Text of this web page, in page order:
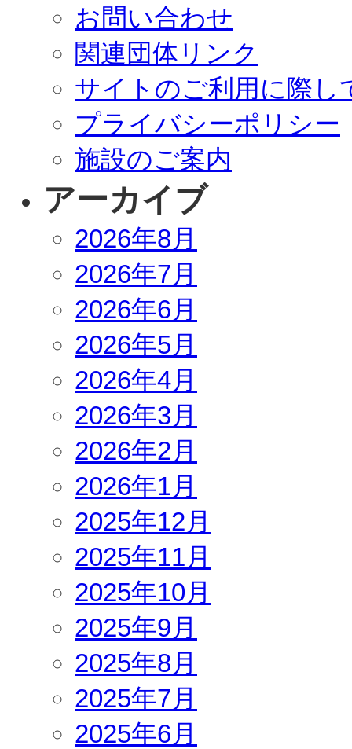
お問い合わせ
関連団体リンク
サイトのご利用に際し
プライバシーポリシー
施設のご案内
アーカイブ
2026年8月
2026年7月
2026年6月
2026年5月
2026年4月
2026年3月
2026年2月
2026年1月
2025年12月
2025年11月
2025年10月
2025年9月
2025年8月
2025年7月
2025年6月